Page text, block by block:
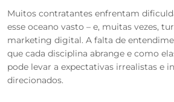
Muitos contratantes enfrentam
esse oceano vasto – e, muitas vezes,
marketing digital. A falta de
que cada disciplina abrange e como
pode levar a expectativas irrealistas e
direcionados.